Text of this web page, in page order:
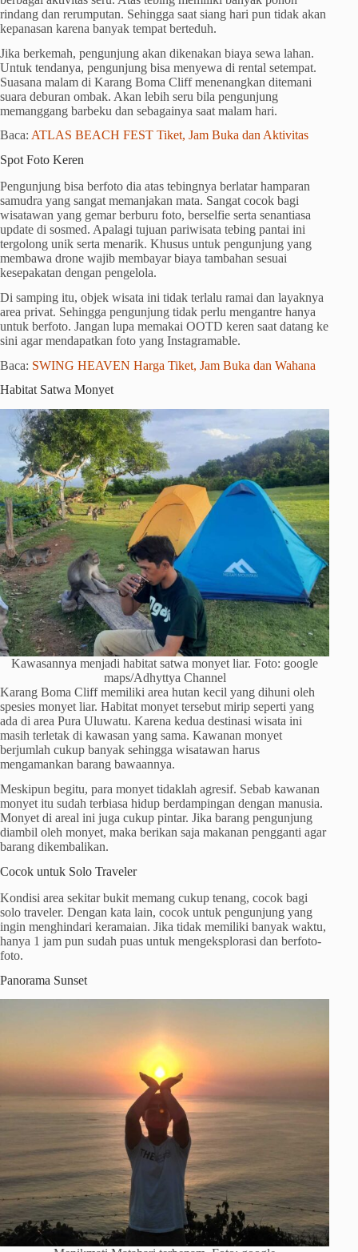
rindang dan rerumputan. Sehingga saat siang hari pun tidak akan
kepanasan karena banyak tempat berteduh.
Jika berkemah, pengunjung akan dikenakan biaya sewa lahan.
Untuk tendanya, pengunjung bisa menyewa di rental setempat.
Suasana malam di Karang Boma Cliff menenangkan ditemani
suara deburan ombak. Akan lebih seru bila pengunjung
memanggang barbeku dan sebagainya saat malam hari.
Baca: ATLAS BEACH FEST Tiket, Jam Buka dan Aktivitas
Spot Foto Keren
Pengunjung bisa berfoto dia atas tebingnya berlatar hamparan
samudra yang sangat memanjakan mata. Sangat cocok bagi
wisatawan yang gemar berburu foto, berselfie serta senantiasa
update di sosmed. Apalagi tujuan pariwisata tebing pantai ini
tergolong unik serta menarik. Khusus untuk pengunjung yang
membawa drone wajib membayar biaya tambahan sesuai
kesepakatan dengan pengelola.
Di samping itu, objek wisata ini tidak terlalu ramai dan layaknya
area privat. Sehingga pengunjung tidak perlu mengantre hanya
untuk berfoto. Jangan lupa memakai OOTD keren saat datang ke
sini agar mendapatkan foto yang Instagramable.
Baca: SWING HEAVEN Harga Tiket, Jam Buka dan Wahana
Habitat Satwa Monyet
Kawasannya menjadi habitat satwa monyet liar. Foto: google
maps/Adhyttya Channel
Karang Boma Cliff memiliki area hutan kecil yang dihuni oleh
spesies monyet liar. Habitat monyet tersebut mirip seperti yang
ada di area Pura Uluwatu. Karena kedua destinasi wisata ini
masih terletak di kawasan yang sama. Kawanan monyet
berjumlah cukup banyak sehingga wisatawan harus
mengamankan barang bawaannya.
Meskipun begitu, para monyet tidaklah agresif. Sebab kawanan
monyet itu sudah terbiasa hidup berdampingan dengan manusia.
Monyet di areal ini juga cukup pintar. Jika barang pengunjung
diambil oleh monyet, maka berikan saja makanan pengganti agar
barang dikembalikan.
Cocok untuk Solo Traveler
Kondisi area sekitar bukit memang cukup tenang, cocok bagi
solo traveler. Dengan kata lain, cocok untuk pengunjung yang
ingin menghindari keramaian. Jika tidak memiliki banyak waktu,
hanya 1 jam pun sudah puas untuk mengeksplorasi dan berfoto-
foto.
Panorama Sunset